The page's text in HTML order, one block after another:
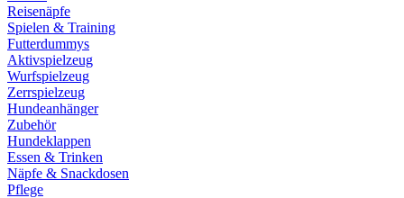
Reisenäpfe
Spielen & Training
Futterdummys
Aktivspielzeug
Wurfspielzeug
Zerrspielzeug
Hundeanhänger
Zubehör
Hundeklappen
Essen & Trinken
Näpfe & Snackdosen
Pflege